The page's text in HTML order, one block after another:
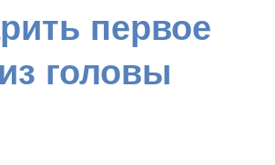
первое
головы